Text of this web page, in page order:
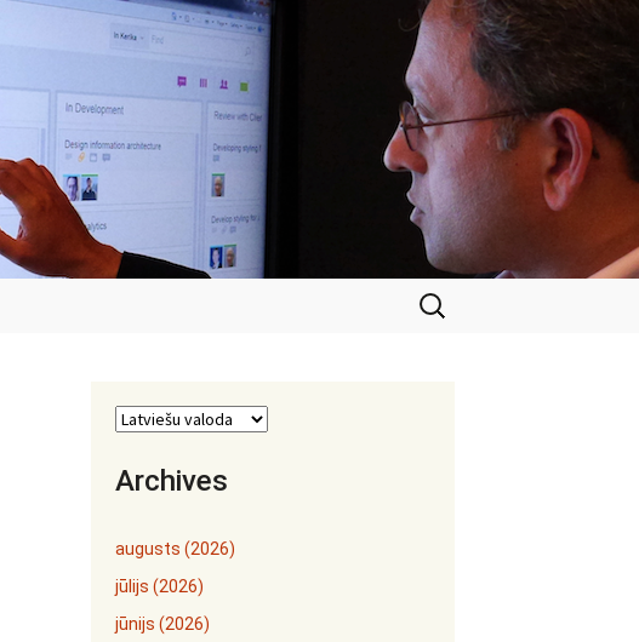
Meklēt:
Archives
augusts (2026)
jūlijs (2026)
jūnijs (2026)